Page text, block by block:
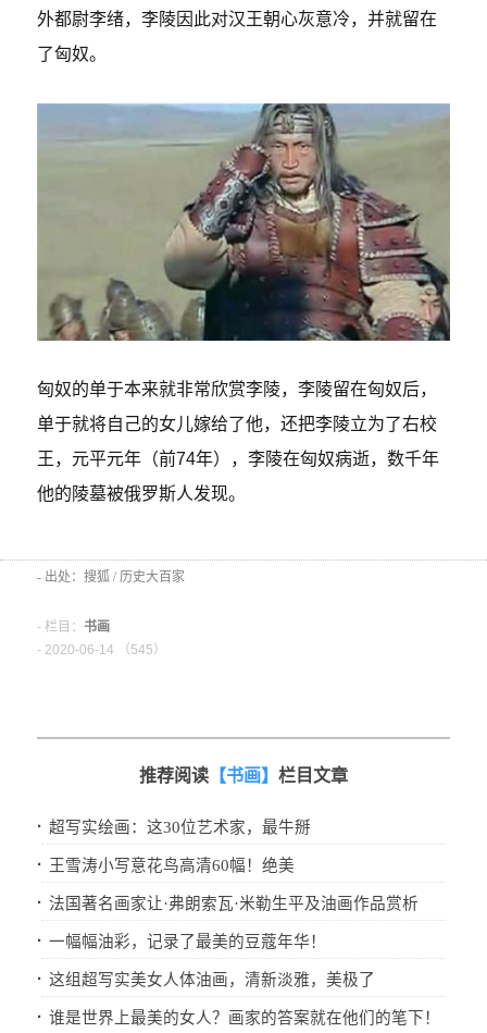
外都尉李绪，李陵因此对汉王朝心灰意冷，并就留在
了匈奴。
匈奴的单于本来就非常欣赏李陵，李陵留在匈奴后，
单于就将自己的女儿嫁给了他，还把李陵立为了右校
王，元平元年（前74年），李陵在匈奴病逝，数千年
他的陵墓被俄罗斯人发现。
- 出处：搜狐 / 历史大百家
- 栏目： 书画
- 2020-06-14 （545）
推荐阅读 【书画】 栏目文章
· 超写实绘画：这30位艺术家，最牛掰
· 王雪涛小写意花鸟高清60幅！绝美
· 法国著名画家让·弗朗索瓦·米勒生平及油画作品赏析
· 一幅幅油彩，记录了最美的豆蔻年华！
· 这组超写实美女人体油画，清新淡雅，美极了
· 谁是世界上最美的女人？画家的答案就在他们的笔下！